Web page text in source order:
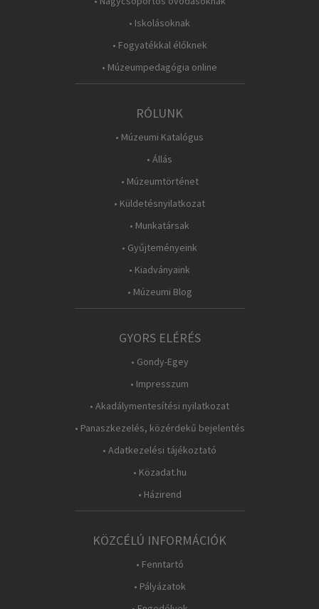
• Iskolásoknak
• Fogyatékkal élőknek
• Múzeumpedagógia online
RÓLUNK
• Múzeumi Katalógus
• Állás
• Múzeumtörténet
• Küldetésnyilatkozat
• Munkatársak
• Gyűjteményeink
• Kiadványaink
• Múzeumi Blog
GYORS ELÉRÉS
• Gondy-Egey
• Impresszum
• Akadálymentesítési nyilatkozat
• Panaszkezelés, közérdekű bejelentés
• Adatkezelési tájékoztató
• Közadat.hu
• Házirend
KÖZCÉLÚ INFORMÁCIÓK
• Fenntartó
• Pályázatok